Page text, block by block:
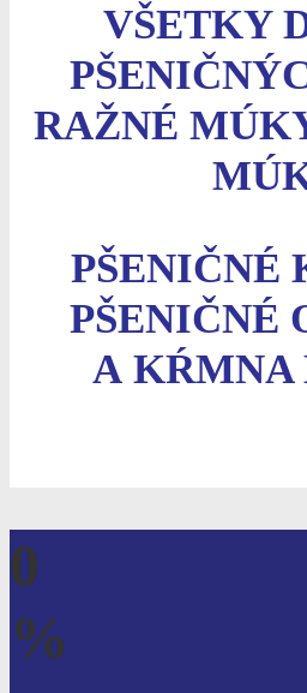
VŠETKY
RAŽNÉ
PŠENIČNÉ
PŠENIČNÉ
A KŔMNA
0
%